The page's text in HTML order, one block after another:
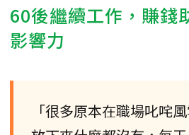
60後繼續工作，賺錢
影響力
「很多原本在職場叱咤